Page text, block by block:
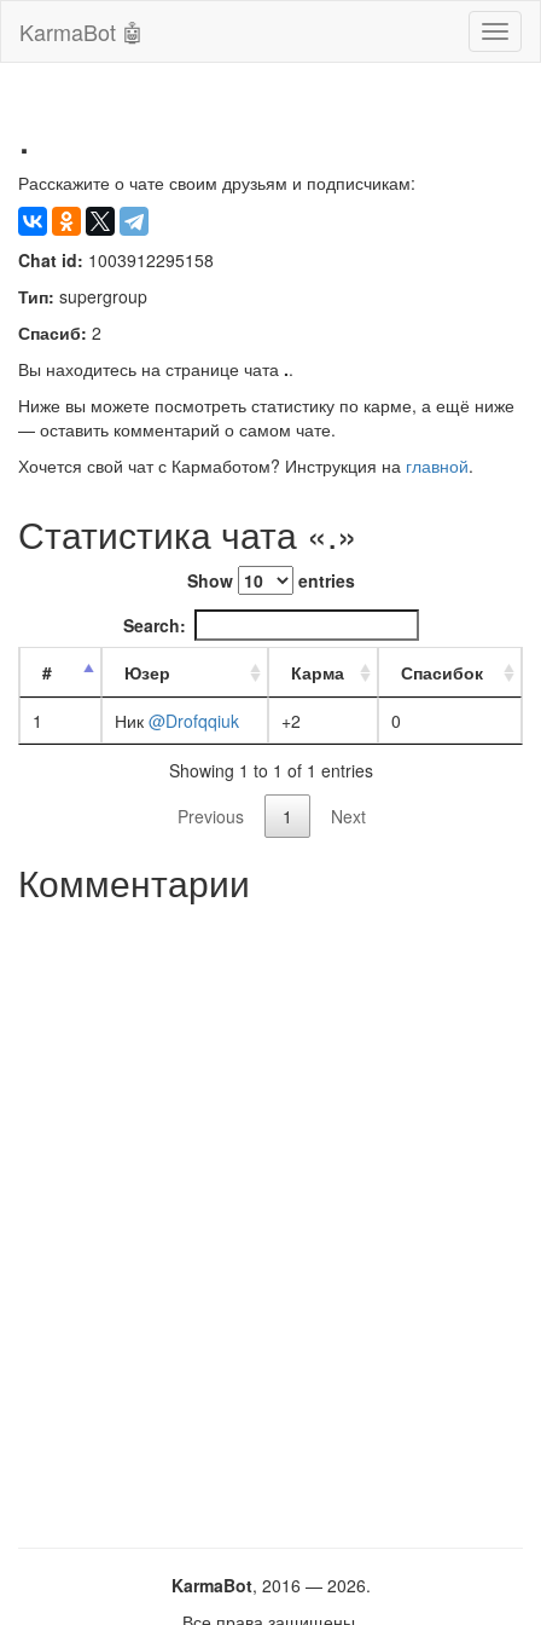
KarmaBot 🤖
.
Расскажите о чате своим друзьям и подписчикам:
Chat id: 1003912295158
Тип: supergroup
Спасиб: 2
Вы находитесь на странице чата ..
Ниже вы можете посмотреть статистику по карме, а ещё ниже
— оставить комментарий о самом чате.
Хочется свой чат с Кармаботом? Инструкция на главной.
Статистика чата «.»
Show
entries
Search:
#
Юзер Карма
Спасибок
1
Ник @Drofqqiuk +2 0
Showing 1 to 1 of 1 entries
Previous
1 Next
Комментарии
KarmaBot, 2016 — 2026.